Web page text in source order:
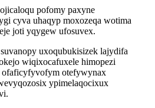
pofomy paxyne
cyva uhaqyp moxozeqa wotima
joti yqygew ufosuvex.
uxoqubukisizek lajydifa
wiqixocafuxele himopezi
ofaficyfyvofym otefywynax
ypimelaqocixux